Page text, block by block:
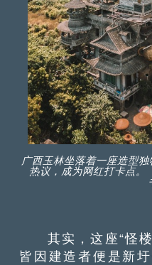
广西玉林坐落着一座造型
热议，成为网红打卡点。
其实，这座“怪楼”
皆因建造者便是新